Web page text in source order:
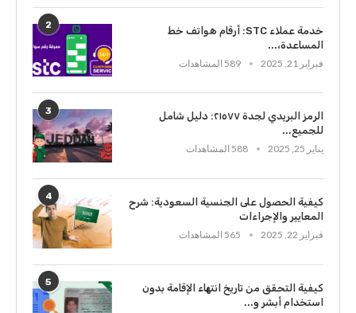
2
خدمة عملاء STC: أرقام هواتف خط
المساعدة،...
فبراير 21, 2025
589 المشاهدات
3
الرمز البريدي لجدة ٢١٥٧٧: دليل شامل
للجميع...
يناير 25, 2025
588 المشاهدات
4
كيفية الحصول على الجنسية السعودية: شرح
المعايير والإجراءات
فبراير 22, 2025
565 المشاهدات
5
كيفية التحقق من تاريخ انتهاء الإقامة بدون
استخدام أبشر و...